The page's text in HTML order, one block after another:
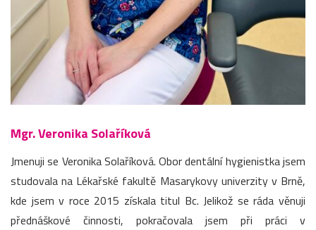
Mgr. Veronika Solaříková
Jmenuji se Veronika Solaříková. Obor dentální hygienistka jsem
studovala na Lékařské fakultě Masarykovy univerzity v Brně,
kde jsem v roce 2015 získala titul Bc. Jelikož se ráda věnuji
přednáškové činnosti, pokračovala jsem při práci v